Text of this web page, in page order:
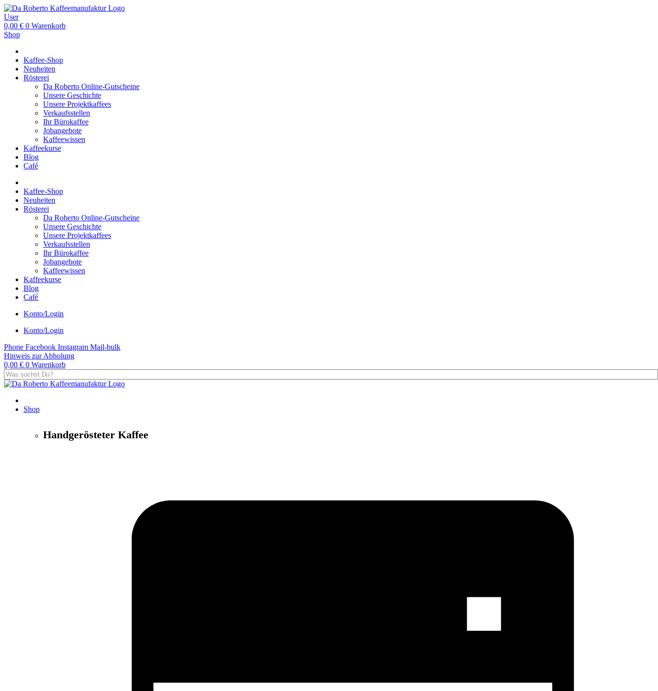
User
0,00 € 0 Warenkorb
Shop
Kaffee-Shop
Neuheiten
Rösterei
Da Roberto Online-Gutscheine
Unsere Geschichte
Unsere Projektkaffees
Verkaufsstellen
Ihr Bürokaffee
Jobangebote
Kaffeewissen
Kaffeekurse
Blog
Café
Kaffee-Shop
Neuheiten
Rösterei
Da Roberto Online-Gutscheine
Unsere Geschichte
Unsere Projektkaffees
Verkaufsstellen
Ihr Bürokaffee
Jobangebote
Kaffeewissen
Kaffeekurse
Blog
Café
Konto/Login
Konto/Login
Phone Facebook Instagram Mail-bulk
Hinweis zur Abholung
0,00 € 0 Warenkorb
Shop
Handgerösteter Kaffee